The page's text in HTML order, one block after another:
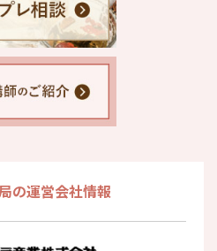
の運営会社情報